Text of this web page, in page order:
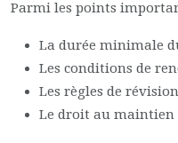
Parmi les points
La durée minimale
Les conditions de
Les règles de
Le droit au maintien